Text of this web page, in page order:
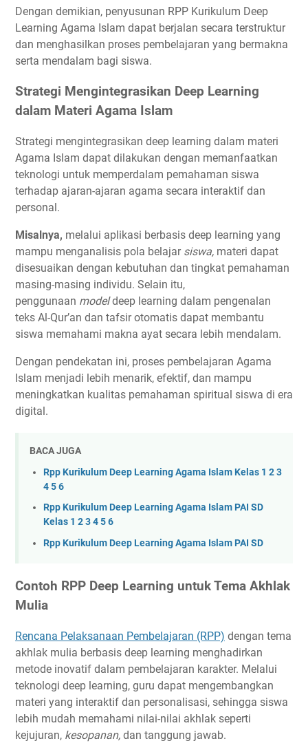
Dengan demikian, penyusunan RPP Kurikulum Deep
Learning Agama Islam dapat berjalan secara terstruktur
dan menghasilkan proses pembelajaran yang bermakna
serta mendalam bagi siswa.
Strategi Mengintegrasikan Deep Learning
dalam Materi Agama Islam
Strategi mengintegrasikan deep learning dalam materi
Agama Islam dapat dilakukan dengan memanfaatkan
teknologi untuk memperdalam pemahaman siswa
terhadap ajaran-ajaran agama secara interaktif dan
personal.
Misalnya, melalui aplikasi berbasis deep learning yang
mampu menganalisis pola belajar siswa, materi dapat
disesuaikan dengan kebutuhan dan tingkat pemahaman
masing-masing individu. Selain itu,
penggunaan modeldeep learning dalam pengenalan
teks Al-Qur’an dan tafsir otomatis dapat membantu
siswa memahami makna ayat secara lebih mendalam.
Dengan pendekatan ini, proses pembelajaran Agama
Islam menjadi lebih menarik, efektif, dan mampu
meningkatkan kualitas pemahaman spiritual siswa di era
digital.
BACA JUGA
Rpp Kurikulum Deep Learning Agama Islam Kelas 1 2 3
4 5 6
Rpp Kurikulum Deep Learning Agama Islam PAI SD
Kelas 1 2 3 4 5 6
Rpp Kurikulum Deep Learning Agama Islam PAI SD
Contoh RPP Deep Learning untuk Tema Akhlak
Mulia
Rencana Pelaksanaan Pembelajaran (RPP) dengan tema
akhlak mulia berbasis deep learning menghadirkan
metode inovatif dalam pembelajaran karakter. Melalui
teknologi deep learning, guru dapat mengembangkan
materi yang interaktif dan personalisasi, sehingga siswa
lebih mudah memahami nilai-nilai akhlak seperti
kejujuran, kesopanan, dan tanggung jawab.